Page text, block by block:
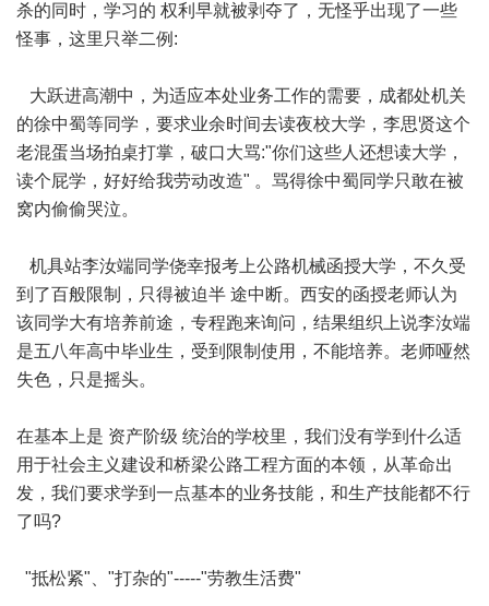
杀的同时，学习的 权利早就被剥夺了，无怪乎出现了一些
怪事，这里只举二例:
大跃进高潮中，为适应本处业务工作的需要，成都处机关
的徐中蜀等同学，要求业余时间去读夜校大学，李思贤这个
老混蛋当场拍桌打掌，破口大骂:"你们这些人还想读大学，
读个屁学，好好给我劳动改造" 。骂得徐中蜀同学只敢在被
窝内偷偷哭泣。
机具站李汝端同学侥幸报考上公路机械函授大学，不久受
到了百般限制，只得被迫半 途中断。西安的函授老师认为
该同学大有培养前途，专程跑来询问，结果组织上说李汝端
是五八年高中毕业生，受到限制使用，不能培养。老师哑然
失色，只是摇头。
在基本上是 资产阶级 统治的学校里，我们没有学到什么适
用于社会主义建设和桥梁公路工程方面的本领，从革命出
发，我们要求学到一点基本的业务技能，和生产技能都不行
了吗?
"抵松紧"、"打杂的"-----"劳教生活费"